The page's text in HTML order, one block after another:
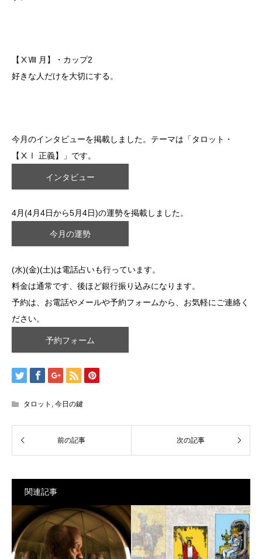
【ⅩⅧ 月】・カップ2
好きな人だけを大切にする。
今月のインタビューを掲載しました。テーマは「タロット・
【ⅩⅠ 正義】」です。
インタビュー
4月(4月4日から5月4日)の運勢を掲載しました。
今月の運勢
(水)(金)(土)は電話占いも行っています。
料金は通常です、後ほど銀行振り込みになります。
予約は、お電話やメールや予約フォームから、お気軽にご連絡く
ださい。
予約フォーム
タロット 今日の鍵
関連記事